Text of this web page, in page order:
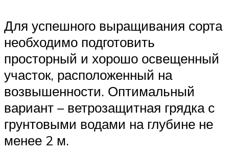
Для успешного выращивания сорта
необходимо подготовить
просторный и хорошо освещенный
участок, расположенный на
возвышенности. Оптимальный
вариант – ветрозащитная грядка с
грунтовыми водами на глубине не
менее 2 м.